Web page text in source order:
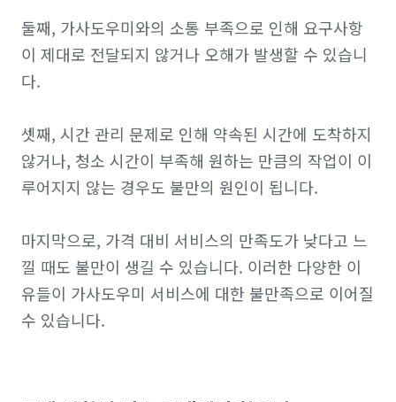
둘째, 가사도우미와의 소통 부족으로 인해 요구사항
이 제대로 전달되지 않거나 오해가 발생할 수 있습니
다.
셋째, 시간 관리 문제로 인해 약속된 시간에 도착하지
않거나, 청소 시간이 부족해 원하는 만큼의 작업이 이
루어지지 않는 경우도 불만의 원인이 됩니다.
마지막으로, 가격 대비 서비스의 만족도가 낮다고 느
낄 때도 불만이 생길 수 있습니다. 이러한 다양한 이
유들이 가사도우미 서비스에 대한 불만족으로 이어질